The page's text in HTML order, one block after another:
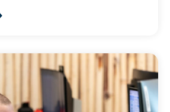
daarvan is de manier